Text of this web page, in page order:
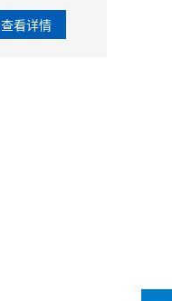
查看详情